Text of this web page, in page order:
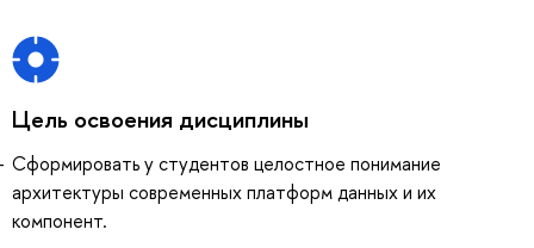
Цель освоения дисциплины
Сформировать у студентов целостное понимание
архитектуры современных платформ данных и их
компонент.